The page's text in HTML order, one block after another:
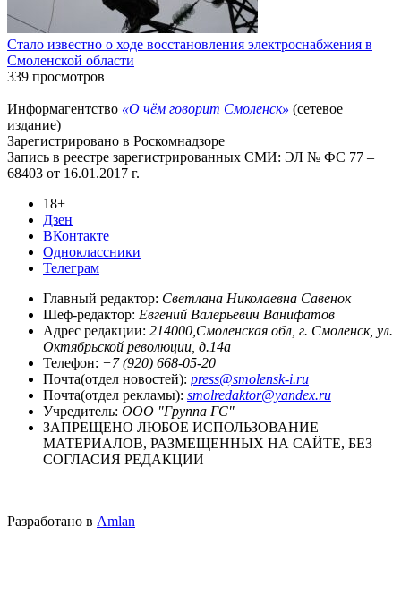
Стало известно о ходе восстановления электроснабжения в
Смоленской области
339 просмотров
Информагентство «О чём говорит Смоленск» (сетевое
издание)
Зарегистрировано в Роскомнадзоре
Запись в реестре зарегистрированных СМИ: ЭЛ № ФС 77 –
68403 от 16.01.2017 г.
18+
Дзен
ВКонтакте
Одноклассники
Телеграм
Главный редактор: Светлана Николаевна Савенок
Шеф-редактор: Евгений Валерьевич Ванифатов
Адрес редакции: 214000,Смоленская обл, г. Смоленск, ул.
Октябрьской революции, д.14а
Телефон: +7 (920) 668-05-20
Почта(отдел новостей): press@smolensk-i.ru
Почта(отдел рекламы): smolredaktor@yandex.ru
Учредитель: ООО "Группа ГС"
ЗАПРЕЩЕНО ЛЮБОЕ ИСПОЛЬЗОВАНИЕ
МАТЕРИАЛОВ, РАЗМЕЩЕННЫХ НА САЙТЕ, БЕЗ
СОГЛАСИЯ РЕДАКЦИИ
Разработано в Amlan